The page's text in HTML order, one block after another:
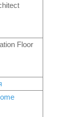
Floor